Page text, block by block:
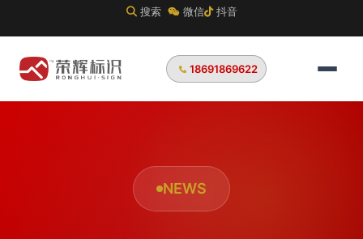
搜索 微信 抖音
18691869622
NEWS